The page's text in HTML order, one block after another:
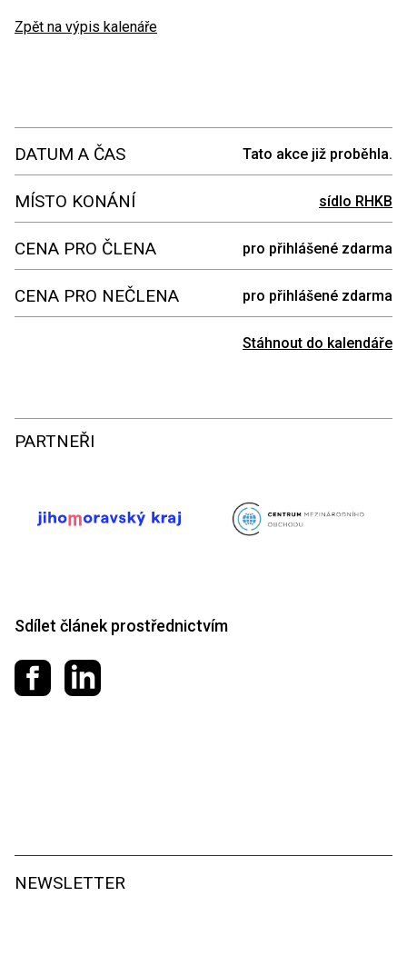
Zpět na výpis kalenáře
DATUM A ČAS Tato akce již proběhla.
MÍSTO KONÁNÍ sídlo RHKB
CENA PRO ČLENA pro přihlášené zdarma
CENA PRO NEČLENA pro přihlášené zdarma
Stáhnout do kalendáře
PARTNEŘI
Sdílet článek prostřednictvím
Sdílet na Facebooku
Sdílet na LinkedIn
NEWSLETTER